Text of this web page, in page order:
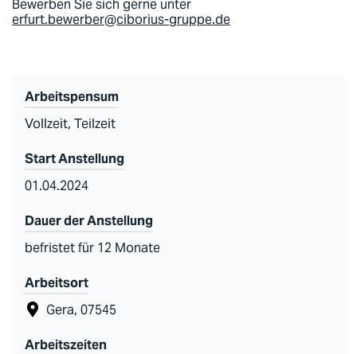
Bewerben Sie sich gerne unter
erfurt.bewerber@ciborius-gruppe.de
Arbeitspensum
Vollzeit, Teilzeit
Start Anstellung
01.04.2024
Dauer der Anstellung
befristet für 12 Monate
Arbeitsort
Gera, 07545
Arbeitszeiten